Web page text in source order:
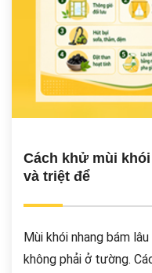
Cách khử mùi
và triệt để
Mùi khói nhang bám
không phải ở tường.